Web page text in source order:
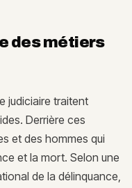
des métiers
judiciaire traitent
Derrière ces
et des hommes qui
et la mort. Selon une
de la délinquance,